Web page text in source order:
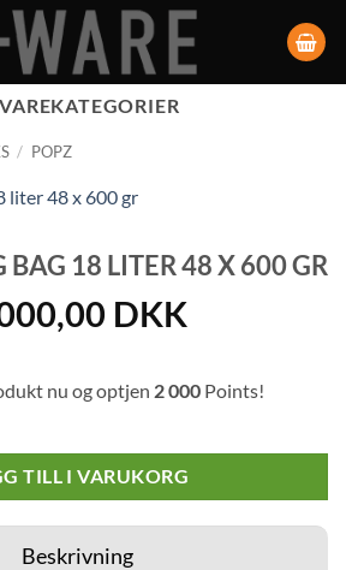
VAREKATEGORIER
/ POPZ
BAG 18 LITER 48 X 600 GR
DKK
nu og optjen 2 000 Points!
TILL I VARUKORG
Beskrivning